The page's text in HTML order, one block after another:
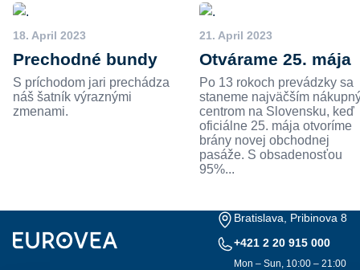
18. April 2023
Prechodné bundy
S príchodom jari prechádza
náš šatník výraznými
zmenami.
21. April 2023
Otvárame 25. mája
Po 13 rokoch prevádzky sa
staneme najväčším
centrom na Slovensku, keď
oficiálne 25. mája otvoríme
brány novej obchodnej
pasáže. S obsadenosťou
95%...
Bratislava, Pribinova 8
+421 2 20 915 000
Mon – Sun, 10:00 – 21:00